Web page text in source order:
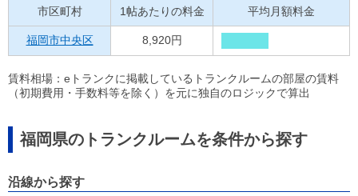
市区町村 1帖あたりの料金 平均月額料金
福岡市中央区 8,920円
賃料相場：eトランクに掲載しているトランクルームの部屋の賃料
（初期費用・手数料等を除く）を元に独自のロジックで算出
福岡県のトランクルームを条件から探す
沿線から探す